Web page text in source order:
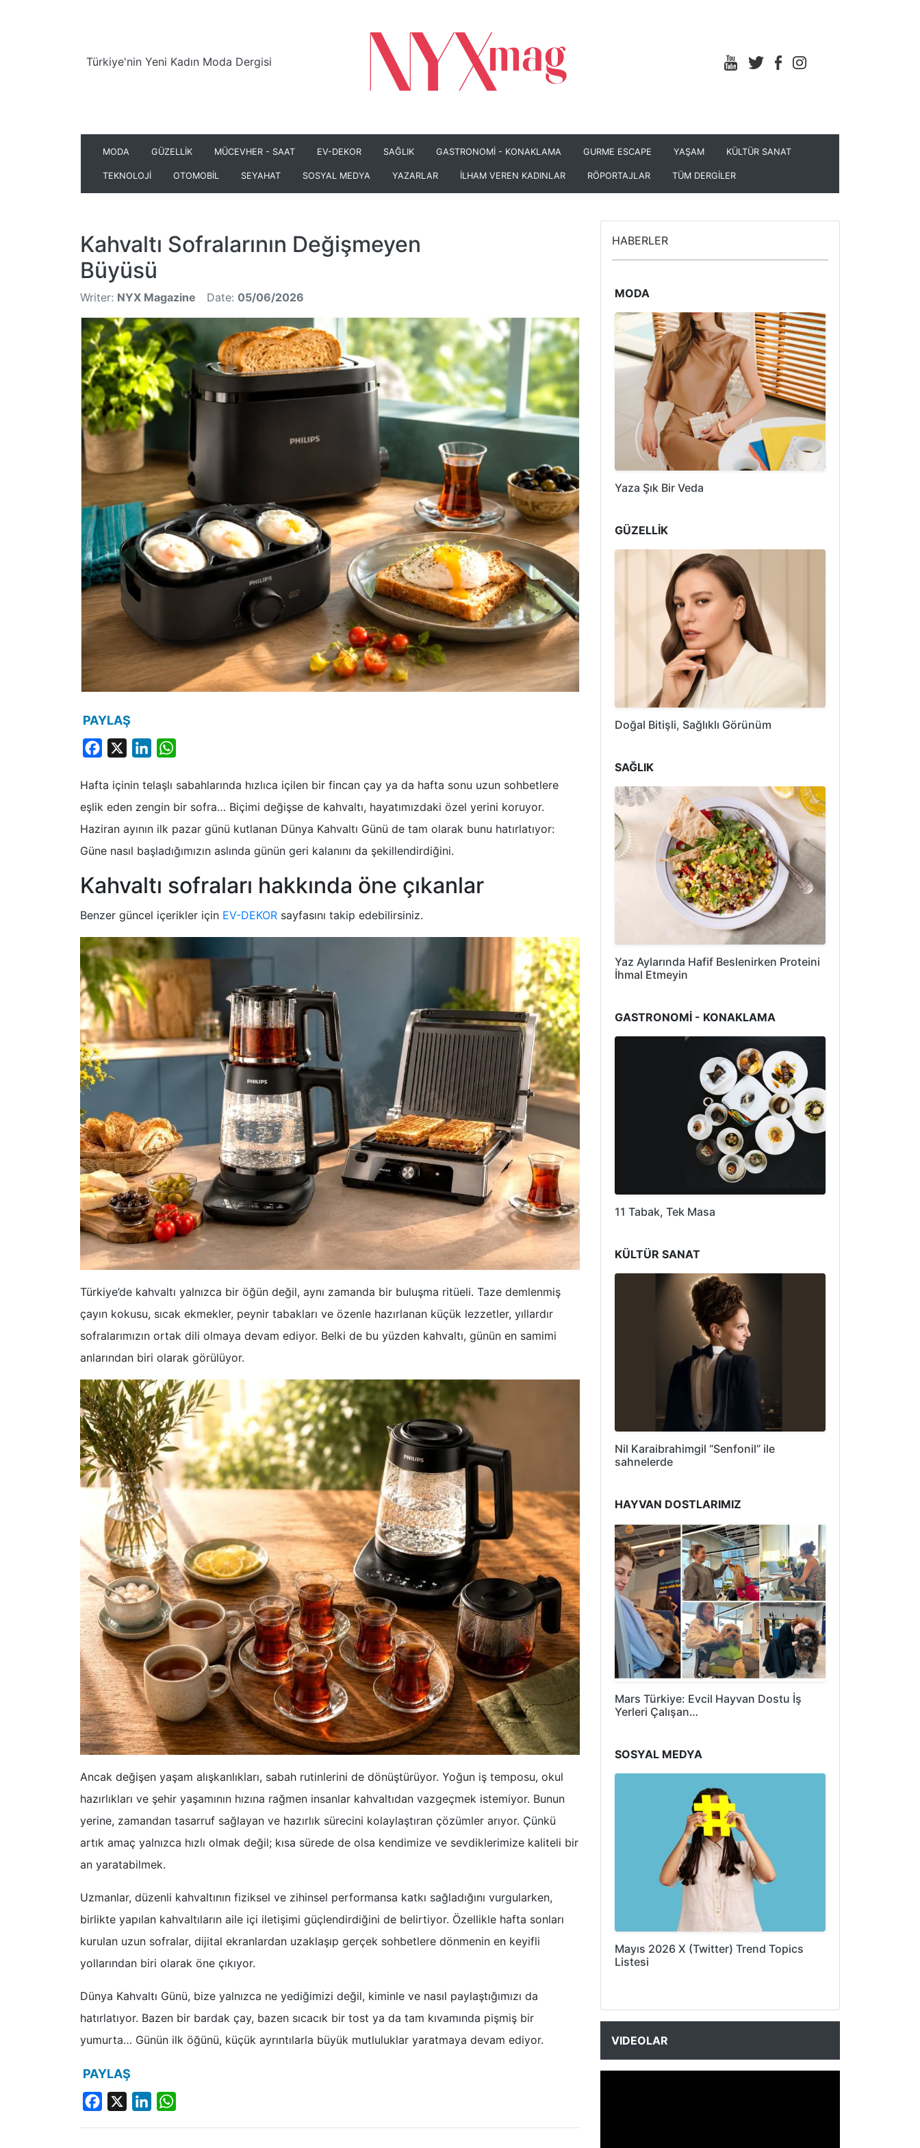
Türkiye'nin Yeni Kadın Moda Dergisi
MODA GÜZELLİK MÜCEVHER - SAAT EV-DEKOR SAĞLIK GASTRONOMİ - KONAKLAMA GURME ESCAPE YAŞAM KÜLTÜR SANAT
TEKNOLOJİ OTOMOBİL SEYAHAT SOSYAL MEDYA YAZARLAR İLHAM VEREN KADINLAR RÖPORTAJLAR TÜM DERGİLER
Kahvaltı Sofralarının Değişmeyen
Büyüsü
Writer: NYX Magazine Date: 05/06/2026
PAYLAŞ
Facebook LinkedIn
Hafta içinin telaşlı sabahlarında hızlıca içilen bir fincan çay ya da hafta sonu uzun sohbetlere
eşlik eden zengin bir sofra… Biçimi değişse de kahvaltı, hayatımızdaki özel yerini koruyor.
Haziran ayının ilk pazar günü kutlanan Dünya Kahvaltı Günü de tam olarak bunu hatırlatıyor:
Güne nasıl başladığımızın aslında günün geri kalanını da şekillendirdiğini.
Kahvaltı sofraları hakkında öne çıkanlar
Benzer güncel içerikler için EV-DEKOR sayfasını takip edebilirsiniz.
Türkiye’de kahvaltı yalnızca bir öğün değil, aynı zamanda bir buluşma ritüeli. Taze demlenmiş
çayın kokusu, sıcak ekmekler, peynir tabakları ve özenle hazırlanan küçük lezzetler, yıllardır
sofralarımızın ortak dili olmaya devam ediyor. Belki de bu yüzden kahvaltı, günün en samimi
anlarından biri olarak görülüyor.
Ancak değişen yaşam alışkanlıkları, sabah rutinlerini de dönüştürüyor. Yoğun iş temposu, okul
hazırlıkları ve şehir yaşamının hızına rağmen insanlar kahvaltıdan vazgeçmek istemiyor. Bunun
yerine, zamandan tasarruf sağlayan ve hazırlık sürecini kolaylaştıran çözümler arıyor. Çünkü
artık amaç yalnızca hızlı olmak değil; kısa sürede de olsa kendimize ve sevdiklerimize kaliteli bir
an yaratabilmek.
Uzmanlar, düzenli kahvaltının fiziksel ve zihinsel performansa katkı sağladığını vurgularken,
birlikte yapılan kahvaltıların aile içi iletişimi güçlendirdiğini de belirtiyor. Özellikle hafta sonları
kurulan uzun sofralar, dijital ekranlardan uzaklaşıp gerçek sohbetlere dönmenin en keyifli
yollarından biri olarak öne çıkıyor.
Dünya Kahvaltı Günü, bize yalnızca ne yediğimizi değil, kiminle ve nasıl paylaştığımızı da
hatırlatıyor. Bazen bir bardak çay, bazen sıcacık bir tost ya da tam kıvamında pişmiş bir
yumurta… Günün ilk öğünü, küçük ayrıntılarla büyük mutluluklar yaratmaya devam ediyor.
PAYLAŞ
Facebook LinkedIn
HABERLER
MODA
Yaza Şık Bir Veda
GÜZELLİK
Doğal Bitişli, Sağlıklı Görünüm
SAĞLIK
Yaz Aylarında Hafif Beslenirken Proteini
İhmal Etmeyin
GASTRONOMİ - KONAKLAMA
11 Tabak, Tek Masa
KÜLTÜR SANAT
Nil Karaibrahimgil “Senfonil” ile
sahnelerde
HAYVAN DOSTLARIMIZ
Mars Türkiye: Evcil Hayvan Dostu İş
Yerleri Çalışan…
SOSYAL MEDYA
Mayıs 2026 X (Twitter) Trend Topics
Listesi
VIDEOLAR